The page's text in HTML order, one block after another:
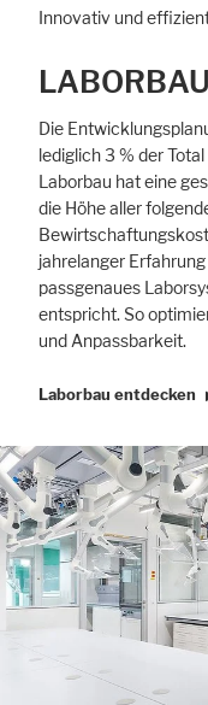
Innovativ und
LABORBAU
Die
lediglich 3 % der
Laborbau hat eine
die Höhe aller
jahrelanger
passgenaues
entspricht. So
und Anpassbarkeit.
Laborbau entdecken